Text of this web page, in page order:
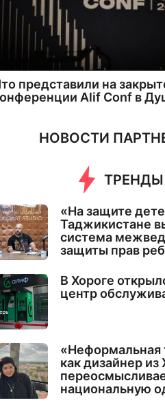
представили на
Alif Conf в
НОВОСТИ
ТРЕНДЫ
«На защите
Таджикистане
система
защиты прав
В Хороге
центр
«Неформальная
как дизайнер
национальную